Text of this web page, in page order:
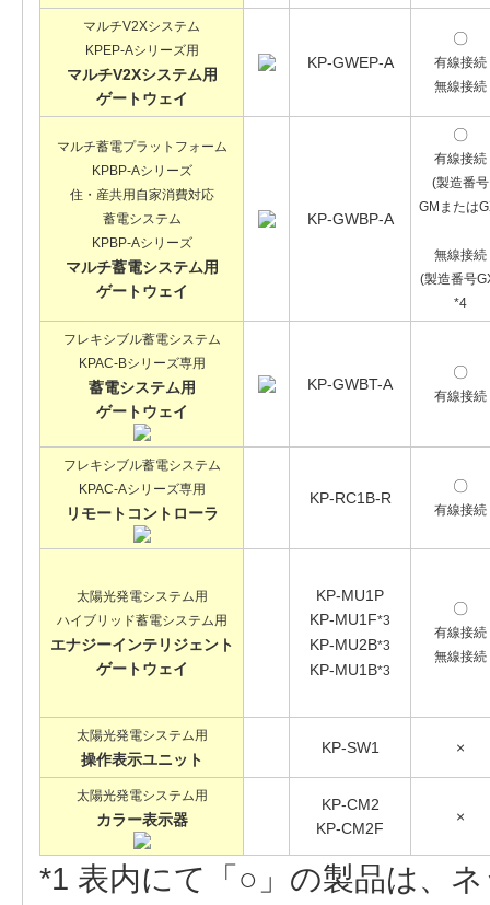
マルチV2Xシステム
KPEP-Aシリーズ用
マルチV2Xシステム用
ゲートウェイ
KP-GWEP-A
〇
有線接続
無線接続
マルチ蓄電プラットフォーム
KPBP-Aシリーズ
住・産共用自家消費対応
蓄電システム
KPBP-Aシリーズ
マルチ蓄電システム用
ゲートウェイ
KP-GWBP-A
〇
有線接続
(製造番号
GMまたは
無線接続
(製造番号
*4
フレキシブル蓄電システム
KPAC-Bシリーズ専用
蓄電システム用
ゲートウェイ
KP-GWBT-A
〇
有線接続
フレキシブル蓄電システム
KPAC-Aシリーズ専用
リモートコントローラ
KP-RC1B-R
〇
有線接続
太陽光発電システム用
ハイブリッド蓄電システム用
エナジーインテリジェント
ゲートウェイ
KP-MU1P
KP-MU1F*3
KP-MU2B*3
KP-MU1B*3
〇
有線接続
無線接続
太陽光発電システム用
操作表示ユニット
KP-SW1 ×
太陽光発電システム用
カラー表示器
KP-CM2
KP-CM2F
×
*1 表内にて「○」の製品は、